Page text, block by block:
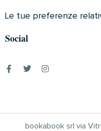
Le tue preferenze
Social
bookabook srl via